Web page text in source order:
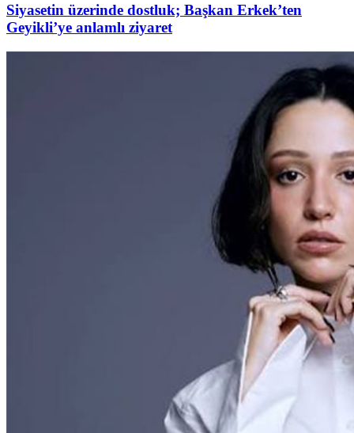
Siyasetin üzerinde dostluk; Başkan Erkek’ten
Geyikli’ye anlamlı ziyaret